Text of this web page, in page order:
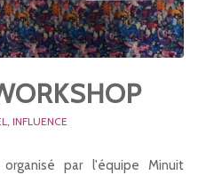
, INFLUENCE
par l'équipe Minuit